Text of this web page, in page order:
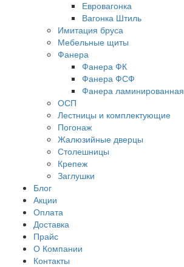
Евровагонка
Вагонка Штиль
Имитация бруса
Мебельные щиты
Фанера
Фанера ФК
Фанера ФСФ
Фанера ламинированная
ОСП
Лестницы и комплектующие
Погонаж
Жалюзийные дверцы
Столешницы
Крепеж
Заглушки
Блог
Акции
Оплата
Доставка
Прайс
О Компании
Контакты